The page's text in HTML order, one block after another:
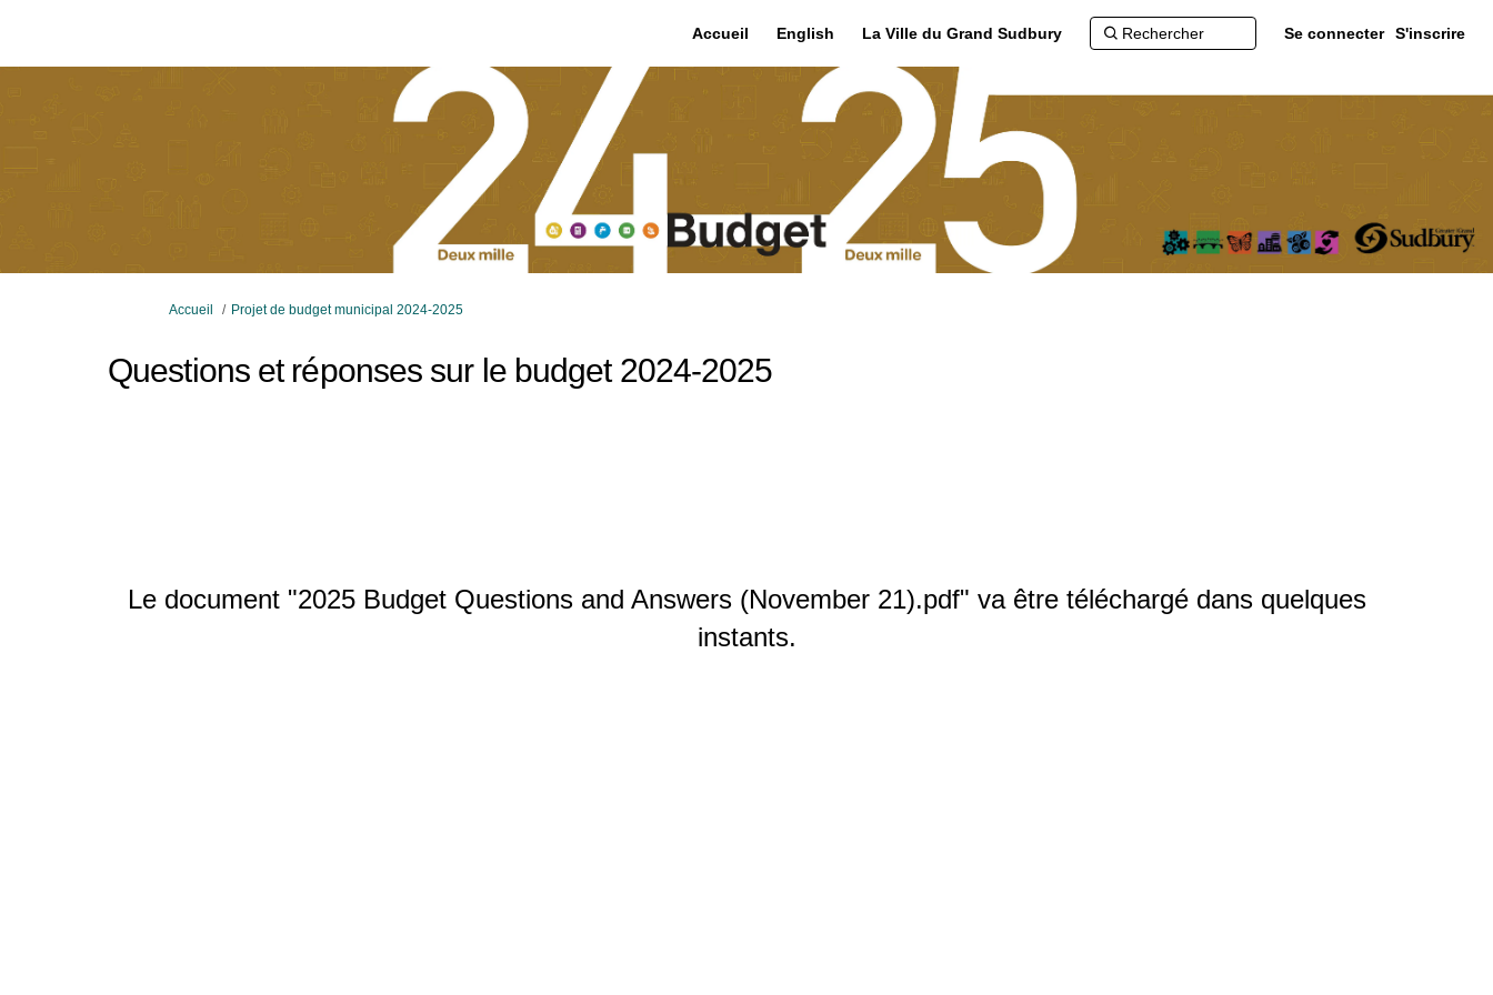
Accueil English La Ville du Grand Sudbury Se connecter S'inscrire
Vous êtes ici:
Accueil Projet de budget municipal 2024-2025
Questions et réponses sur le budget 2024-2025
Le document "2025 Budget Questions and Answers (November 21).pdf" va être téléchargé dans quelques
instants.